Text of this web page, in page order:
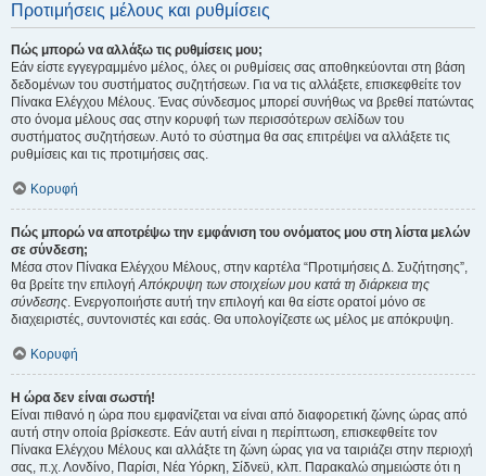
Προτιμήσεις μέλους και ρυθμίσεις
Πώς μπορώ να αλλάξω τις ρυθμίσεις μου;
Εάν είστε εγγεγραμμένο μέλος, όλες οι ρυθμίσεις σας αποθηκεύονται στη βάση
δεδομένων του συστήματος συζητήσεων. Για να τις αλλάξετε, επισκεφθείτε τον
Πίνακα Ελέγχου Μέλους. Ένας σύνδεσμος μπορεί συνήθως να βρεθεί πατώντας
στο όνομα μέλους σας στην κορυφή των περισσότερων σελίδων του
συστήματος συζητήσεων. Αυτό το σύστημα θα σας επιτρέψει να αλλάξετε τις
ρυθμίσεις και τις προτιμήσεις σας.
Κορυφή
Πώς μπορώ να αποτρέψω την εμφάνιση του ονόματος μου στη λίστα μελών
σε σύνδεση;
Μέσα στον Πίνακα Ελέγχου Μέλους, στην καρτέλα “Προτιμήσεις Δ. Συζήτησης”,
θα βρείτε την επιλογήΑπόκρυψη των στοιχείων μου κατά τη διάρκεια της
σύνδεσης. Ενεργοποιήστε αυτή την επιλογή και θα είστε ορατοί μόνο σε
διαχειριστές, συντονιστές και εσάς. Θα υπολογίζεστε ως μέλος με απόκρυψη.
Κορυφή
Η ώρα δεν είναι σωστή!
Είναι πιθανό η ώρα που εμφανίζεται να είναι από διαφορετική ζώνης ώρας από
αυτή στην οποία βρίσκεστε. Εάν αυτή είναι η περίπτωση, επισκεφθείτε τον
Πίνακα Ελέγχου Μέλους και αλλάξτε τη ζώνη ώρας για να ταιριάζει στην περιοχή
σας, π.χ. Λονδίνο, Παρίσι, Νέα Υόρκη, Σίδνεϋ, κλπ. Παρακαλώ σημειώστε ότι η